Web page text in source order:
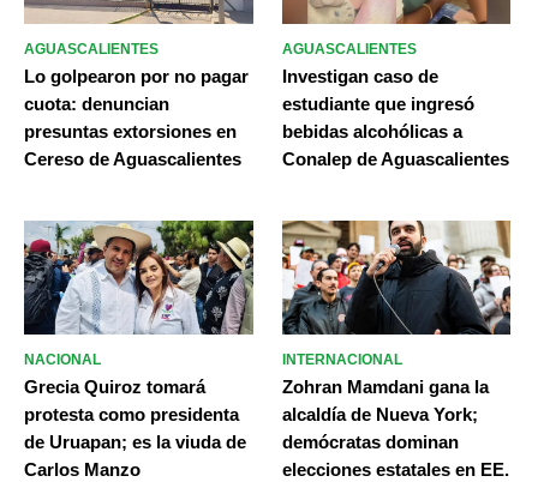
AGUASCALIENTES
Lo golpearon por no pagar
cuota: denuncian
presuntas extorsiones en
Cereso de Aguascalientes
AGUASCALIENTES
Investigan caso de
estudiante que ingresó
bebidas alcohólicas a
Conalep de Aguascalientes
NACIONAL
Grecia Quiroz tomará
protesta como presidenta
de Uruapan; es la viuda de
Carlos Manzo
INTERNACIONAL
Zohran Mamdani gana la
alcaldía de Nueva York;
demócratas dominan
elecciones estatales en EE.